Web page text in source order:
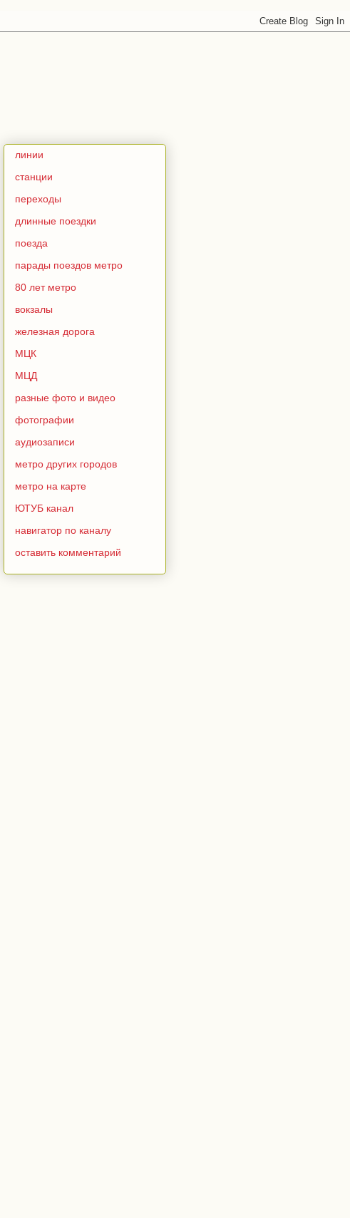
линии
станции
переходы
длинные поездки
поезда
парады поездов метро
80 лет метро
вокзалы
железная дорога
МЦК
МЦД
разные фото и видео
фотографии
аудиозаписи
метро других городов
метро на карте
ЮТУБ канал
навигатор по каналу
оставить комментарий